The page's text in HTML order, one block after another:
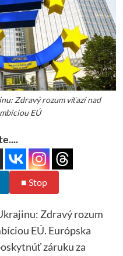
Zdravý rozum víťazí nad
EÚ
■ Stop
Zdravý rozum
EÚ. Európska
záruku za